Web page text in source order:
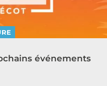
événements